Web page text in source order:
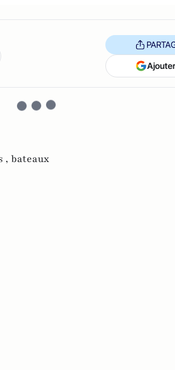
, bateaux